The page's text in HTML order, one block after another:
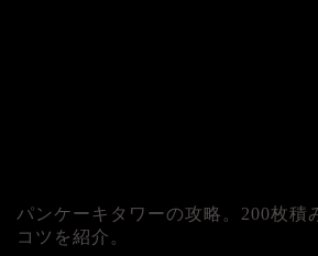
パンケーキタワーの攻略。200枚積
コツを紹介。